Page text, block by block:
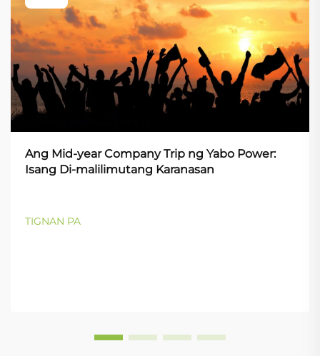
Ang Mid-year Company Trip ng Yabo Power:
Isang Di-malilimutang Karanasan
TIGNAN PA